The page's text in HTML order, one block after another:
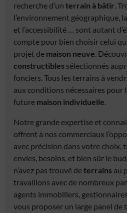
recherche d’un terrain à bâtir.
l’environnement géographique,
et l’accessibilité … sont autant
compte pour bien choisir celui
projet de maison neuve.
constructibles sélectionnés
fonciers. Tous les terrains à
aux conditions nécessaires
future maison individuelle.
Notre grande expertise et
offrent à nos commerciaux
avec précision dans votre choix,
envies, besoins, et bien sûr le
n’avez pas trouvé deterrains au
travaillons avec de nombreux
agents immobiliers,
vous proposer un large panel